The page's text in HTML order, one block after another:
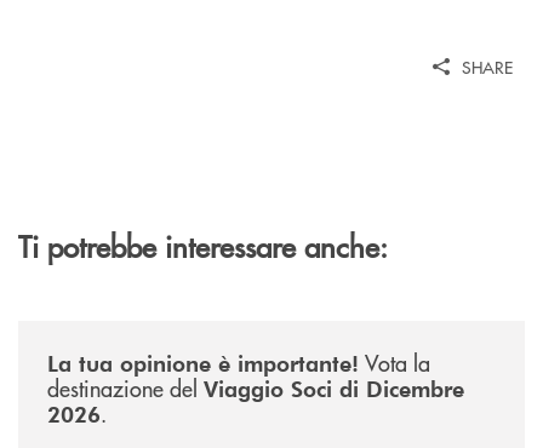
SHARE
Ti potrebbe interessare anche:
La tua opinione è importante! Vota la
destinazione del Viaggio Soci di Dicembre
2026.